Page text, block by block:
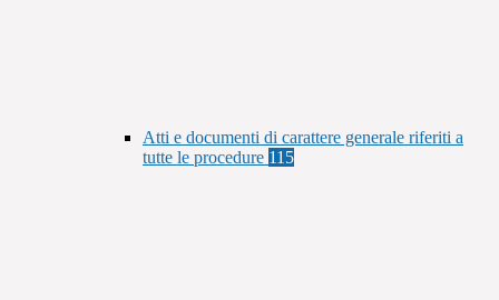
Atti e documenti di carattere generale riferiti a
tutte le procedure 115